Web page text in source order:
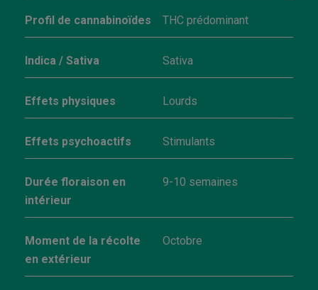
Profil de cannabinoïdes THC prédominant
Indica / Sativa Sativa
Effets physiques Lourds
Effets psychoactifs Stimulants
Durée floraison en
intérieur
9-10 semaines
Moment de la récolte
en extérieur
Octobre